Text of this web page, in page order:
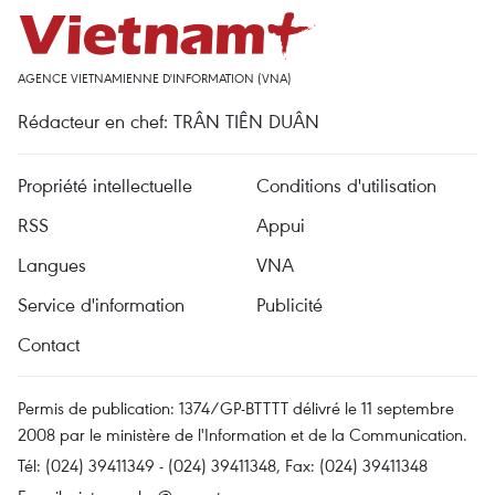
AGENCE VIETNAMIENNE D'INFORMATION (VNA)
Rédacteur en chef: TRÂN TIÊN DUÂN
Propriété intellectuelle
Conditions d'utilisation
RSS
Appui
Langues
VNA
Service d'information
Publicité
Contact
Permis de publication: 1374/GP-BTTTT délivré le 11 septembre
2008 par le ministère de l'Information et de la Communication.
Tél: (024) 39411349 - (024) 39411348, Fax: (024) 39411348